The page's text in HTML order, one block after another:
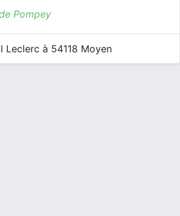
Pompey
Leclerc à 54118 Moyen